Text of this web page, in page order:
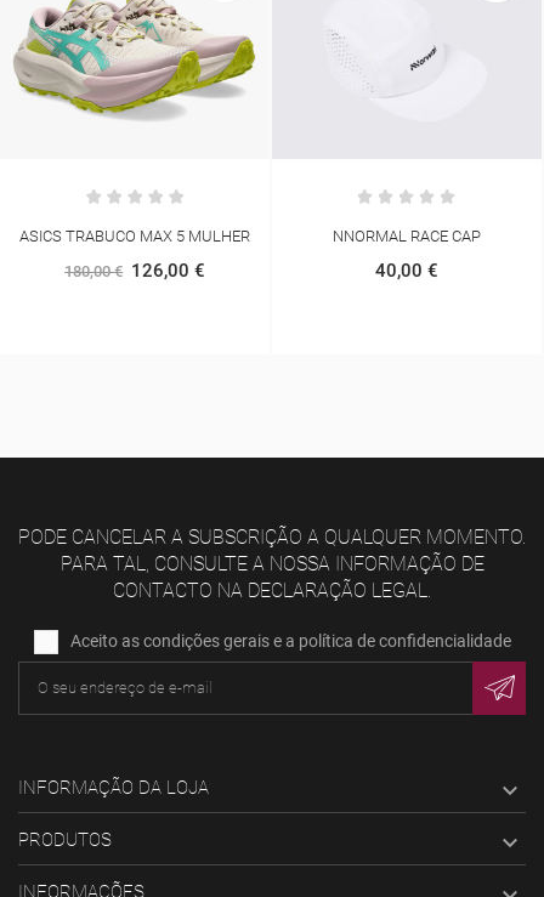
ASICS TRABUCO MAX 5 MULHER
180,00 € 126,00 €
NNORMAL RACE CAP
40,00 €
PODE CANCELAR A SUBSCRIÇÃO A QUALQUER MOMENTO.
PARA TAL, CONSULTE A NOSSA INFORMAÇÃO DE
CONTACTO NA DECLARAÇÃO LEGAL.
Aceito as condições gerais e a política de confidencialidade
INFORMAÇÃO DA LOJA 
PRODUTOS 
INFORMAÇÕES